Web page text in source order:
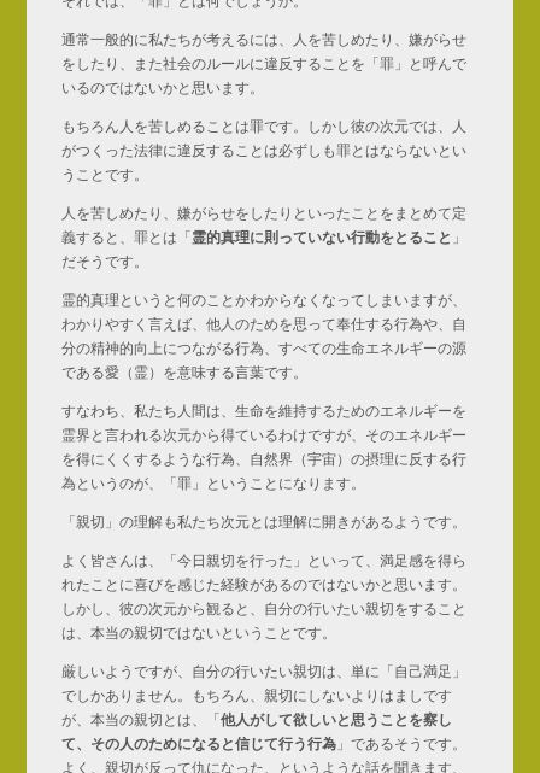
通常一般的に私たちが考えるには、人を苦しめたり、嫌がらせ
をしたり、また社会のルールに違反することを「罪」と呼んで
いるのではないかと思います。
もちろん人を苦しめることは罪です。しかし彼の次元では、人
がつくった法律に違反することは必ずしも罪とはならないとい
うことです。
人を苦しめたり、嫌がらせをしたりといったことをまとめて定
義すると、罪とは「霊的真理に則っていない行動をとること 」
だそうです。
霊的真理というと何のことかわからなくなってしまいますが、
わかりやすく言えば、他人のためを思って奉仕する行為や、自
分の精神的向上につながる行為、すべての生命エネルギーの源
である愛（霊）を意味する言葉です。
すなわち、私たち人間は、生命を維持するためのエネルギーを
霊界と言われる次元から得ているわけですが、そのエネルギー
を得にくくするような行為、自然界（宇宙）の摂理に反する行
為というのが、「罪」ということになります。
「親切」の理解も私たち次元とは理解に開きがあるようです。
よく皆さんは、「今日親切を行った」といって、満足感を得ら
れたことに喜びを感じた経験があるのではないかと思います。
しかし、彼の次元から観ると、自分の行いたい親切をすること
は、本当の親切ではないということです。
厳しいようですが、自分の行いたい親切は、単に「自己満足」
でしかありません。もちろん、親切にしないよりはましです
が、本当の親切とは、「他人がして欲しいと思うことを察し
て、その人のためになると信じて行う行為」であるそうです。
よく、親切が反って仇になった、というような話を聞きます、